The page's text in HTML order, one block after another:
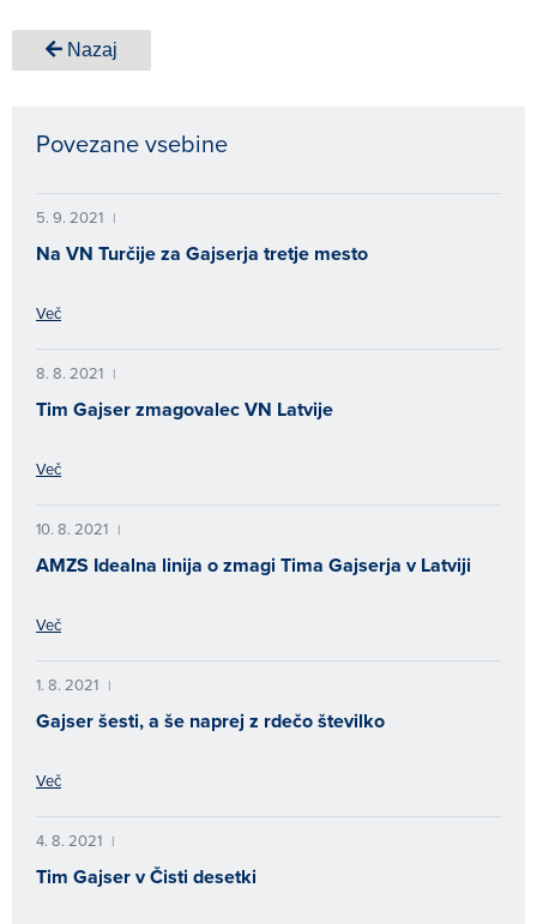
Nazaj
Povezane vsebine
5. 9. 2021 |
Na VN Turčije za Gajserja tretje mesto
Več
8. 8. 2021 |
Tim Gajser zmagovalec VN Latvije
Več
10. 8. 2021 |
AMZS Idealna linija o zmagi Tima Gajserja v Latviji
Več
1. 8. 2021 |
Gajser šesti, a še naprej z rdečo številko
Več
4. 8. 2021 |
Tim Gajser v Čisti desetki